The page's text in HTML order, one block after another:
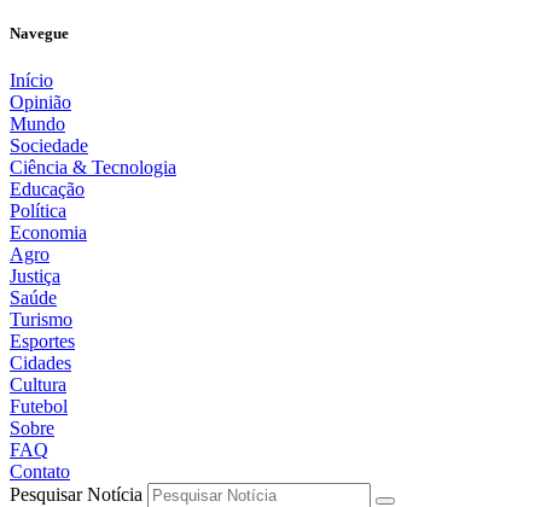
Navegue
Início
Opinião
Mundo
Sociedade
Ciência & Tecnologia
Educação
Política
Economia
Agro
Justiça
Saúde
Turismo
Esportes
Cidades
Cultura
Futebol
Sobre
FAQ
Contato
Pesquisar Notícia